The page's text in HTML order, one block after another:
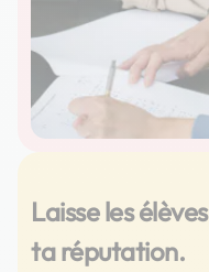
Laisse les
ta réputation.